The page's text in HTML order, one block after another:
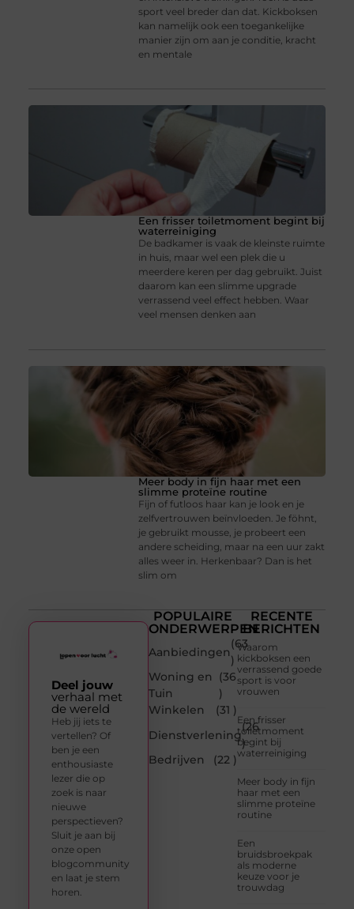
sport veel breder dan dat. Kickboksen
kan namelijk ook een toegankelijke
manier zijn om aan je conditie, kracht
en mentale
Een frisser toiletmoment begint bij
waterreiniging
De badkamer is vaak de kleinste ruimte
in huis, maar wel een plek die u
meerdere keren per dag gebruikt. Juist
daarom kan een slimme upgrade
verrassend veel effect hebben. Waar
veel mensen denken aan
Meer body in fijn haar met een
slimme proteïne routine
Fijn of futloos haar kan je look en je
zelfvertrouwen beïnvloeden. Je föhnt,
je gebruikt mousse, je probeert een
andere scheiding, maar na een uur zakt
alles weer in. Herkenbaar? Dan is het
slim om
POPULAIRE
ONDERWERPEN
Aanbiedingen
(63
)
Woning en
Tuin
(36
)
Winkelen
(31 )
Dienstverlening
(26
)
Bedrijven
(22 )
RECENTE
BERICHTEN
Waarom
kickboksen een
verrassend goede
sport is voor
vrouwen
Een frisser
toiletmoment
begint bij
waterreiniging
Meer body in fijn
haar met een
slimme proteïne
routine
Een
bruidsbroekpak
als moderne
keuze voor je
trouwdag
Deel jouw
verhaal met
de wereld
Heb jij iets te
vertellen? Of
ben je een
enthousiaste
lezer die op
zoek is naar
nieuwe
perspectieven?
Sluit je aan bij
onze open
blogcommunity
en laat je stem
horen.